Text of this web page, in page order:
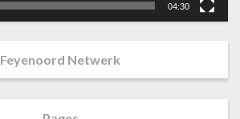
04:30
Feyenoord Netwerk